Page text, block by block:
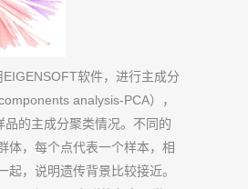
软件，进行主成分
analysis-PCA），
品的主成分聚类情况。不同的
体，每个点代表一个样本，相
起，说明遗传背景比较接近。